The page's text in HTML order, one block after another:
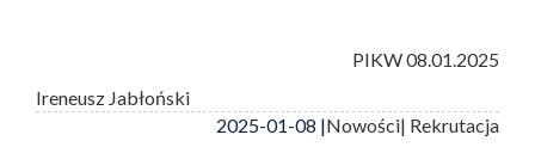
PIKW 08.01.2025
Ireneusz Jabłoński
2025-01-08 |Nowości| Rekrutacja